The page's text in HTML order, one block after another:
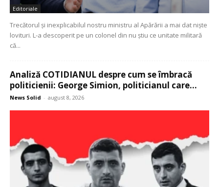
Editoriale
Trecătorul și inexplicabilul nostru ministru al Apărării a mai dat niște
lovituri. L-a descoperit pe un colonel din nu știu ce unitate militară
că...
Analiză COTIDIANUL despre cum se îmbracă
politicienii: George Simion, politicianul care...
News Solid - august 8, 2026